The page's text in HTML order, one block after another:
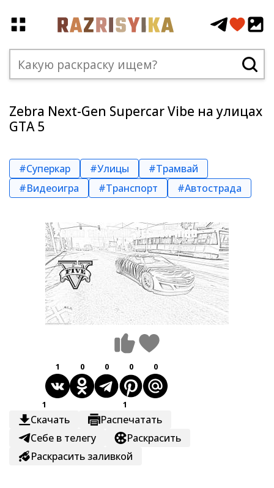
Zebra Next-Gen Supercar Vibe на улицах
GTA 5
#Суперкар #Улицы
#Трамвай
#Видеоигра
#Транспорт #Автострада
1 0 0 0 0
1
Скачать
1
Распечатать
Себе в телегу
Раскрасить
Раскрасить заливкой